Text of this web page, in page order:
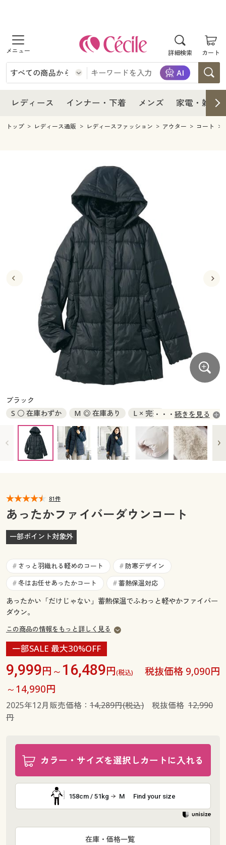
詳細検索 カート
商品を探す
レディース
レディースファッション
インナー・下着
インナー・下着通販すべて
ジュニア・ティーンズ下着
メンズ
キッチン・雑貨・日用品
寝具・インテリア・家具
寝具・インテリア・家具通販すべて
寝具・ベッド
カーテン・ラグ・ファブリック
美容・健康通販すべて
美容・健康・サプリメント
制服・スクール
制服・スクールすべて
制服・学生服
ジュニア・ティーンズ下着
大きいサイズ
大きいサイズ通販すべて
大きいサイズ レディース服
大きいサイズ レディース下着
大きいサイズ メンズ
大きいサイズ 事務・制服
バーゲン
バーゲンセール
シークレットセール
詳細検索
商品カテゴリ一覧
カタログ・チラシからのご注文
デジタルカタログ
カタログ無料プレゼント
マイページ
閲覧履歴
お気に入り
サポート
ご利用ガイド
よくある質問とお問い合わせ
レディース インナー・下着 メンズ 家電・雑貨
レディース
レディース通販すべて
レディースファッション
インナー・下着
インナー・下着通販すべて
ジュニア・ティーンズ下着
メンズ
キッチン・雑貨・日用品
寝具・インテリア・家具通販すべて
カーテン・ラグ・ファブリック
美容・健康通販すべて
美容・健康・サプリメント
制服・スクールすべて
制服・学生服
ジュニア・ティーンズ下着
大きいサイズ通販すべて
大きいサイズ レディース服
大きいサイズ レディース下着
大きいサイズ メンズ
大きいサイズ 事務・制服
バーゲンセール
シークレットセール
詳細検索
商品カテゴリ一覧
カタログ
カタログ・チラシからのご注文
カタログ無料プレゼント
会員メニュー
閲覧履歴
ご利用ガイド
よくある質問とお問い合わせ
トップ レディース通販 レディースファッション アウター コート
ブラック
S ○ 在庫わずか
M ◎ 在庫あり
L × 完売
LL × 入荷未定
3L × 入荷未定
続きを見る
81件
あったかファイバーダウンコート
一部ポイント対象外
# さっと羽織れる軽めのコート # 防寒デザイン
# 冬はお任せあったかコート # 蓄熱保温対応
あったかい「だけじゃない」蓄熱保温でふわっと軽やかファイバー
ダウン。
この商品の情報をもっと詳しく見る
一部SALE 最大30%OFF
9,999円～ 16,489円(税込)
税抜価格 9,090円
～14,990円
2025年12月販売価格： 14,289円(税込)税抜価格 12,990
円
カラー・サイズを選択しカートに入れる
158cm / 51kg M Find your size
在庫・価格一覧